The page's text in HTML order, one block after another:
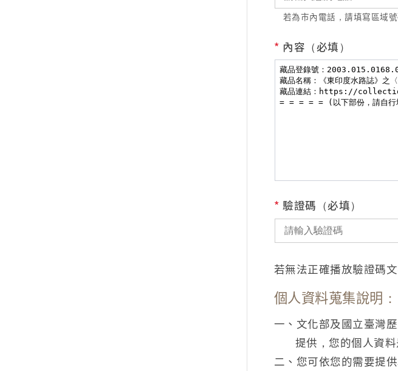
若為市內電話，請填寫區域
* 內容（必填）
* 驗證碼（必填）
若無法正確播放驗證碼
個人資料蒐集說明：
一、文化部及國立臺灣
提供，您的個人資
二、您可依您的需要提